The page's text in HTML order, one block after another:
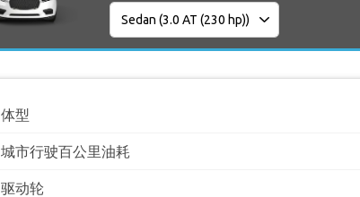
体型
城市行驶百公里油耗
驱动轮